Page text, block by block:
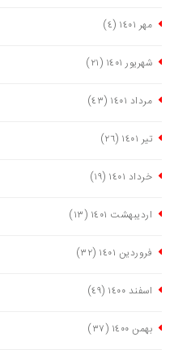
مهر ١٤٠١ (٤)
شهریور ١٤٠١ (٢١)
مرداد ١٤٠١ (٤٣)
تیر ١٤٠١ (٢٦)
خرداد ١٤٠١ (١٩)
اردیبهشت ١٤٠١ (١٣)
فروردین ١٤٠١ (٣٢)
اسفند ١٤٠٠ (٤٩)
بهمن ١٤٠٠ (٣٧)